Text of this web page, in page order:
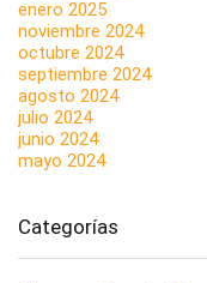
enero 2025
noviembre 2024
octubre 2024
septiembre 2024
agosto 2024
julio 2024
junio 2024
mayo 2024
Categorías